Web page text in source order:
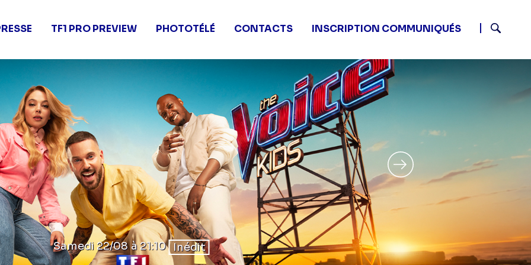
TF1 PRO PREVIEW PHOTOTÉLÉ CONTACTS
INSCRIPTION COMMUNIQUÉS
Samedi 22/08 à 21:10 Inédit
Élément suivant